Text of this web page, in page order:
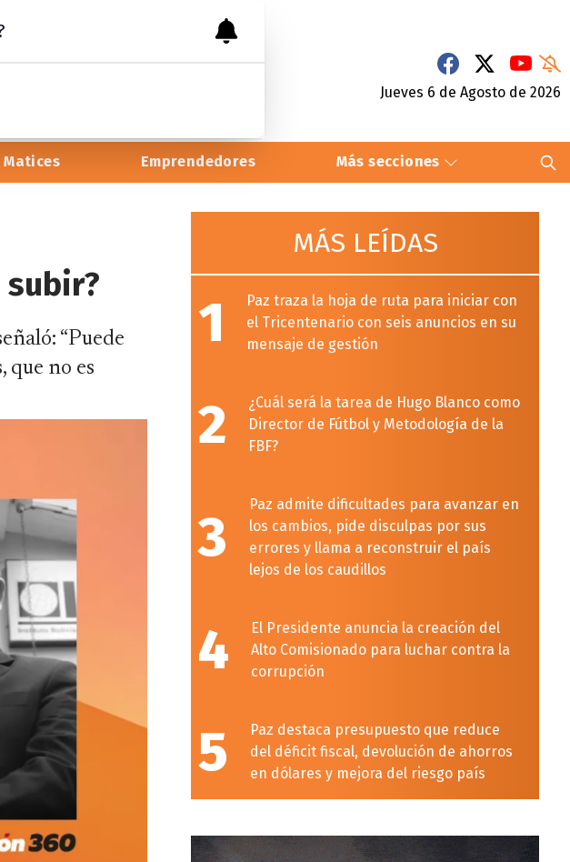
Jueves 6 de Agosto de 2026
Matices Emprendedores Más secciones
“Puede
que no es
MÁS LEÍDAS
1
Paz traza la hoja de ruta para iniciar con
el Tricentenario con seis anuncios en su
mensaje de gestión
2
¿Cuál será la tarea de Hugo Blanco como
Director de Fútbol y Metodología de la
FBF?
3
Paz admite dificultades para avanzar en
los cambios, pide disculpas por sus
errores y llama a reconstruir el país
lejos de los caudillos
4
El Presidente anuncia la creación del
Alto Comisionado para luchar contra la
corrupción
5
Paz destaca presupuesto que reduce
del déficit fiscal, devolución de ahorros
en dólares y mejora del riesgo país